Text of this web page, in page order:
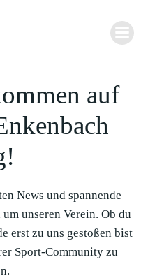
auf
News und spannende
unseren Verein. Ob du
erst zu uns gestoßen bist
Sport-Community zu